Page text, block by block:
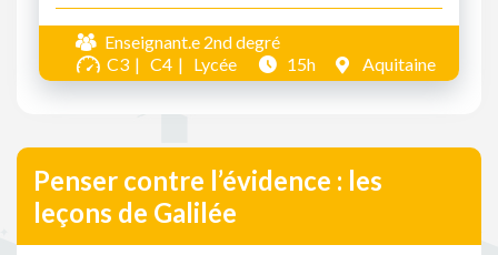
Enseignant.e 2nd degré
C3
C4 Lycée 15h Aquitaine
Penser contre l’évidence : les
leçons de Galilée